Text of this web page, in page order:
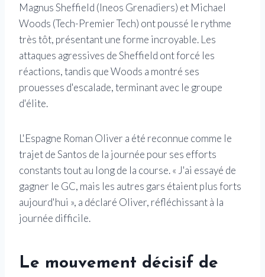
Magnus Sheffield (Ineos Grenadiers) et Michael
Woods (Tech-Premier Tech) ont poussé le rythme
très tôt, présentant une forme incroyable. Les
attaques agressives de Sheffield ont forcé les
réactions, tandis que Woods a montré ses
prouesses d'escalade, terminant avec le groupe
d'élite.
L'Espagne Roman Oliver a été reconnue comme le
trajet de Santos de la journée pour ses efforts
constants tout au long de la course. « J'ai essayé de
gagner le GC, mais les autres gars étaient plus forts
aujourd'hui », a déclaré Oliver, réfléchissant à la
journée difficile.
Le mouvement décisif de